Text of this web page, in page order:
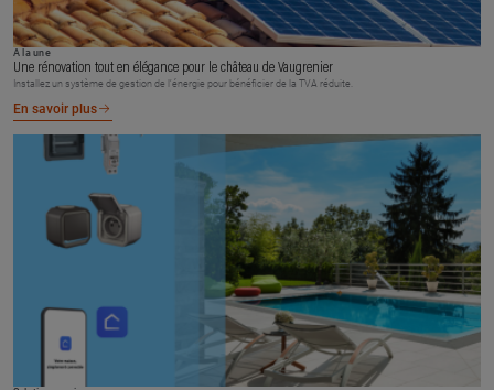
À la une
Une rénovation tout en élégance pour le château de Vaugrenier
Installez un système de gestion de l’énergie pour bénéficier de la TVA réduite.
En savoir plus